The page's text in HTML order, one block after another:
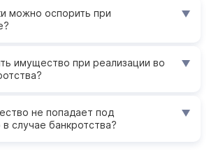
можно оспорить при
имущество при реализации во
не попадает под
случае банкротства?